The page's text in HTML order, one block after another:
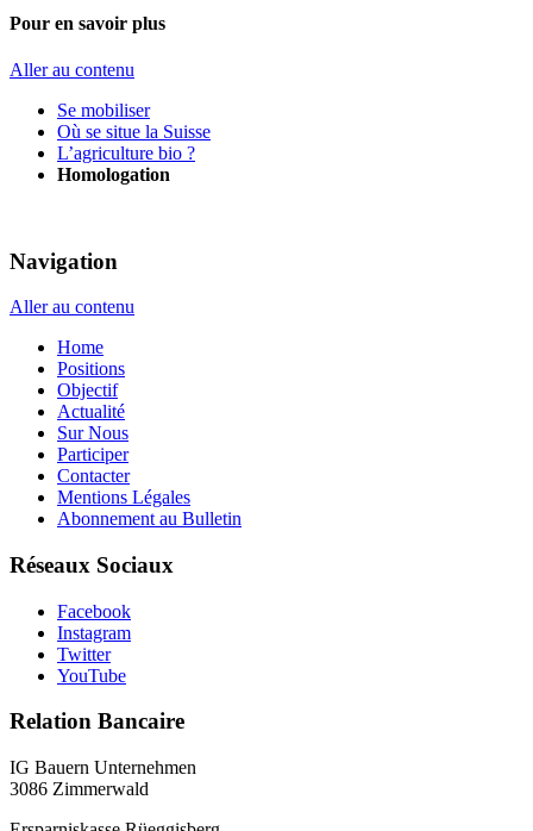
Pour en savoir plus
Aller au contenu
Se mobiliser
Où se situe la Suisse
L’agriculture bio ?
Homologation
Navigation
Aller au contenu
Home
Positions
Objectif
Actualité
Sur Nous
Participer
Contacter
Mentions Légales
Abonnement au Bulletin
Réseaux Sociaux
Facebook
Instagram
Twitter
YouTube
Relation Bancaire
IG Bauern Unternehmen
3086 Zimmerwald